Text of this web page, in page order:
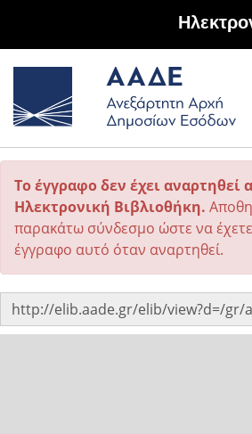
Το έγγραφο δεν έχει αναρτηθεί
Ηλεκτρονική Βιβλιοθήκη.
παρακάτω σύνδεσμο ώστε να
έγγραφο αυτό όταν αναρτηθεί.